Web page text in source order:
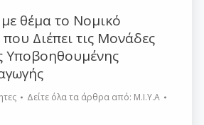
θέμα το Νομικό
Διέπει τις Μονάδες
Υποβοηθουμένης
Δείτε όλα τα άρθρα από: Μ.Ι.Υ.Α